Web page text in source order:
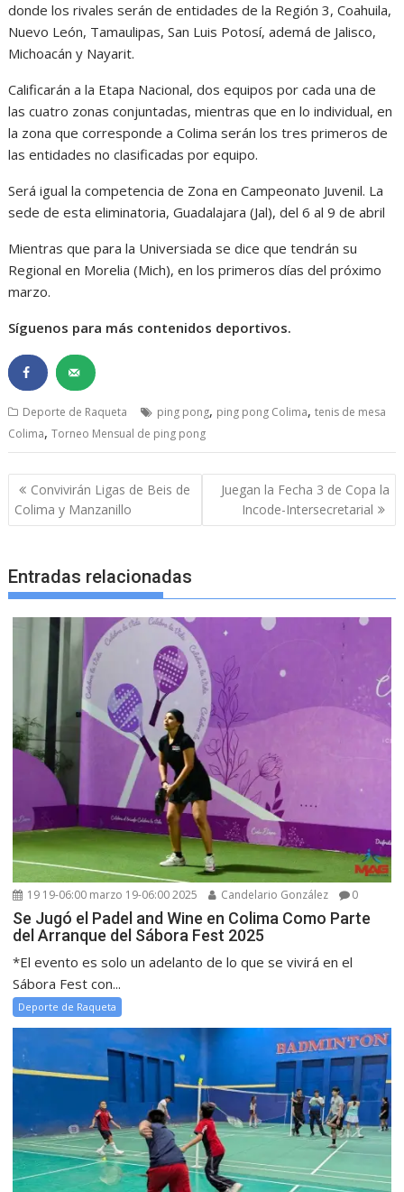
donde los rivales serán de entidades de la Región 3, Coahuila,
Nuevo León, Tamaulipas, San Luis Potosí, ademá de Jalisco,
Michoacán y Nayarit.
Calificarán a la Etapa Nacional, dos equipos por cada una de
las cuatro zonas conjuntadas, mientras que en lo individual, en
la zona que corresponde a Colima serán los tres primeros de
las entidades no clasificadas por equipo.
Será igual la competencia de Zona en Campeonato Juvenil. La
sede de esta eliminatoria, Guadalajara (Jal), del 6 al 9 de abril
Mientras que para la Universiada se dice que tendrán su
Regional en Morelia (Mich), en los primeros días del próximo
marzo.
Síguenos para más contenidos deportivos.
Deporte de Raqueta ping pong, ping pong Colima,tenis de mesa
Colima,Torneo Mensual de ping pong
Navegación
de
entradas
Convivirán Ligas de Beis de
Colima y Manzanillo
Juegan la Fecha 3 de Copa la
Incode-Intersecretarial
Entradas relacionadas
19 19-06:00 marzo 19-06:00 2025 Candelario González 0
Se Jugó el Padel and Wine en Colima Como Parte
del Arranque del Sábora Fest 2025
*El evento es solo un adelanto de lo que se vivirá en el
Sábora Fest con...
Deporte de Raqueta